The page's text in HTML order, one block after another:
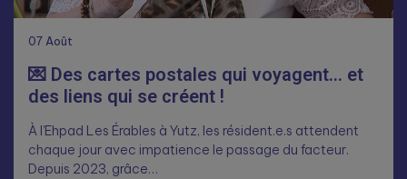
07Août
💌 Des cartes postales qui voyagent… et
des liens qui se créent !
À l’Ehpad Les Érables à Yutz, les résident.e.s attendent
chaque jour avec impatience le passage du facteur.
Depuis 2023, grâce…